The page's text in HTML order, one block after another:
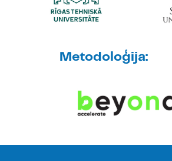
Metodoloģija: